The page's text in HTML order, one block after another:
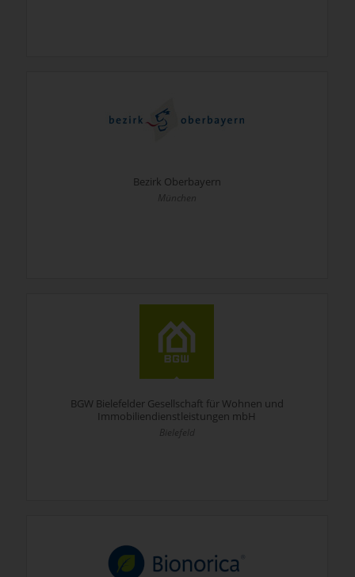
Bezirk Oberbayern
München
BGW Bielefelder Gesellschaft für Wohnen und
Immobiliendienstleistungen mbH
Bielefeld